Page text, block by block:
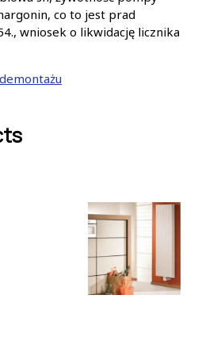
co to jest prad
wniosek o likwidację licznika